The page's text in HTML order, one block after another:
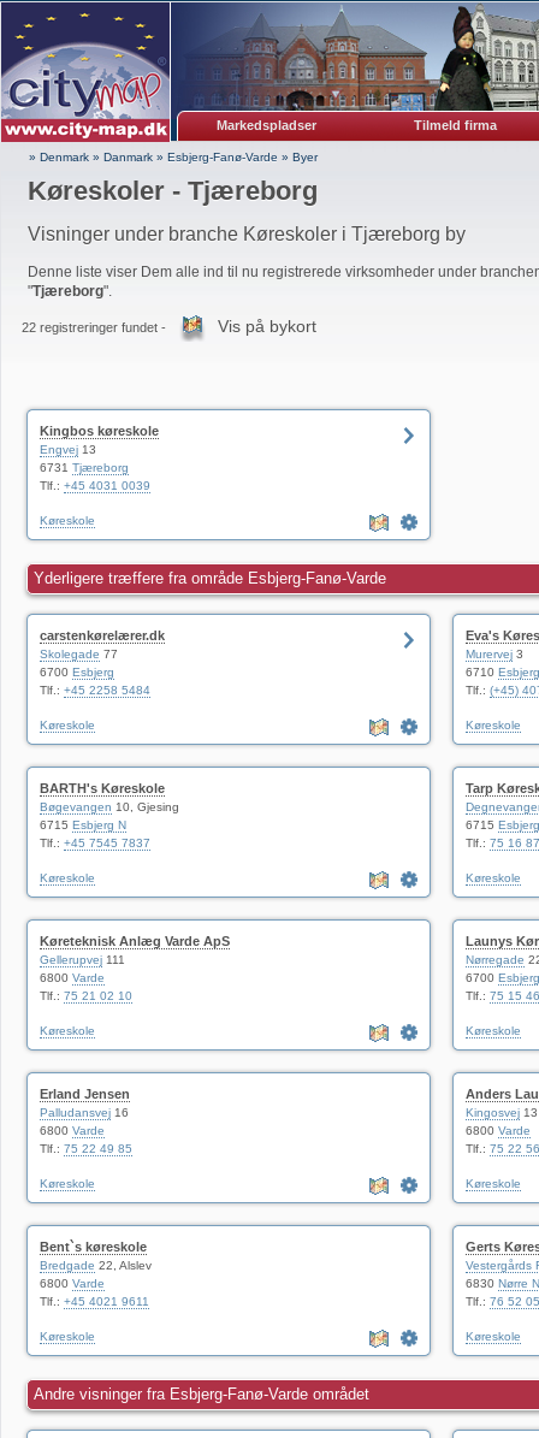
Markedspladser Tilmeld firma
» Denmark » Danmark » Esbjerg-Fanø-Varde » Byer
Køreskoler - Tjæreborg
Visninger under branche Køreskoler i Tjæreborg by
Denne liste viser Dem alle ind til nu registrerede virksomheder under
"Tjæreborg".
22 registreringer fundet - Vis på bykort
Kingbos køreskole
Engvej 13
6731 Tjæreborg
Tlf.: +45 4031 0039
Køreskole
Yderligere træffere fra område Esbjerg-Fanø-Varde
carstenkørelærer.dk
Skolegade 77
6700 Esbjerg
Tlf.: +45 2258 5484
Køreskole
Eva's
Murervej 3
6710
Tlf.: (+45)
Køreskole
BARTH's Køreskole
Bøgevangen 10, Gjesing
6715 Esbjerg N
Tlf.: +45 7545 7837
Køreskole
Tarp
6715
Tlf.: 75 16
Køreskole
Køreteknisk Anlæg Varde ApS
Gellerupvej 111
6800 Varde
Tlf.: 75 21 02 10
Køreskole
Launys
Nørregade
6700 Esbjerg
Tlf.: 75 15
Køreskole
Erland Jensen
Palludansvej 16
6800 Varde
Tlf.: 75 22 49 85
Køreskole
Anders
Kingosvej 13
6800 Varde
Tlf.: 75 22
Køreskole
Bent`s køreskole
Bredgade 22, Alslev
6800 Varde
Tlf.: +45 4021 9611
Køreskole
Gerts
Vestergårds
6830 Nørre
Tlf.: 76 52
Køreskole
Andre visninger fra Esbjerg-Fanø-Varde området